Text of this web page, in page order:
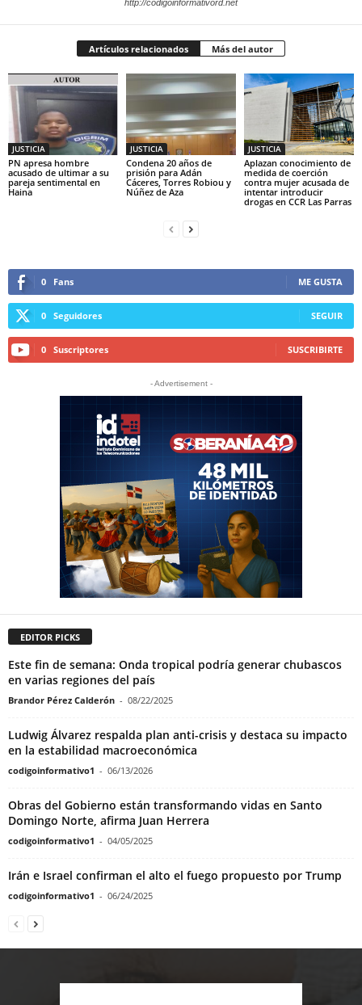
http://codigoinformativord.net
Artículos relacionados Más del autor
JUSTICIA
PN apresa hombre
acusado de ultimar a su
pareja sentimental en
Haina
JUSTICIA
Condena 20 años de
prisión para Adán
Cáceres, Torres Robiou y
Núñez de Aza
JUSTICIA
Aplazan conocimiento de
medida de coerción
contra mujer acusada de
intentar introducir
drogas en CCR Las Parras
0 Fans ME GUSTA
0 Seguidores SEGUIR
0 Suscriptores SUSCRIBIRTE
- Advertisement -
EDITOR PICKS
Este fin de semana: Onda tropical podría generar chubascos
en varias regiones del país
Brandor Pérez Calderón - 08/22/2025
Ludwig Álvarez respalda plan anti-crisis y destaca su impacto
en la estabilidad macroeconómica
codigoinformativo1 - 06/13/2026
Obras del Gobierno están transformando vidas en Santo
Domingo Norte, afirma Juan Herrera
codigoinformativo1 - 04/05/2025
Irán e Israel confirman el alto el fuego propuesto por Trump
codigoinformativo1 - 06/24/2025